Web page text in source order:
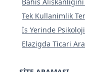
Bahis
Tek Kullanimlik
İs Yerinde
Elazigda Ticari